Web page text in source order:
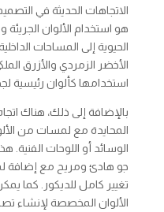
الاتجاهات الحديثة في
هو استخدام الألوان
الحيوية إلى المساحات
الأخضر الزمردي والأزرق
استخدامها كألوان رئيسية
بالإضافة إلى ذلك، هناك
المحايدة مع لمسات من
الوسائد أو اللوحات الفنية.
جو هادئ ومريح مع إضافة
تغيير كامل للديكور. كما
الألوان المخصصة لإنشاء